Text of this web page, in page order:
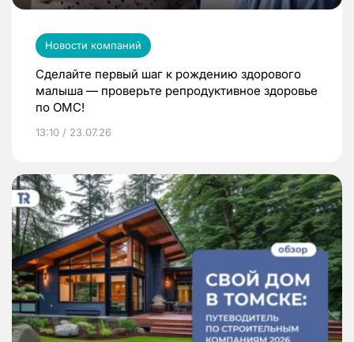
Новости компаний
Сделайте первый шаг к рождению здорового
малыша — проверьте репродуктивное здоровье
по ОМС!
13:10 / 23.07.26